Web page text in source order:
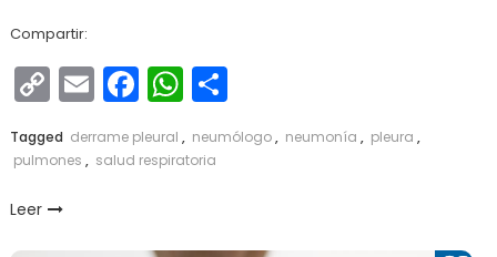
Compartir:
Copy
Link
EmailFacebook
WhatsApp
Compartir
Tagged derrame pleural , neumólogo, neumonía , pleura ,
pulmones , salud respiratoria
Leer